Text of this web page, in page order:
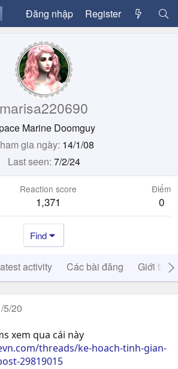
Đăng nhập Register
marisa220690
Marine Doomguy
gia ngày 14/1/08
Last seen 7/2/24
Reaction score
1,371
Điểm
0
Find
activity Các bài đăng Giới thiệu
5/20
xem qua cái này
threads/ke-hoach-tinh-gian-
29819015